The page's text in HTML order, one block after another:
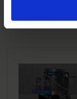
Excl. btw